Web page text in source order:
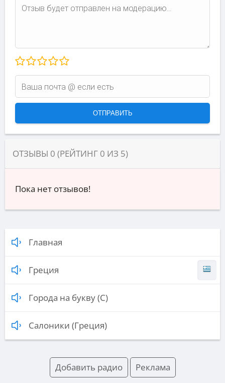
ОТЗЫВЫ 0 (РЕЙТИНГ 0 ИЗ 5)
Пока нет отзывов!
Главная
Греция
Города на букву (С)
Салоники (Греция)
Добавить радио Реклама